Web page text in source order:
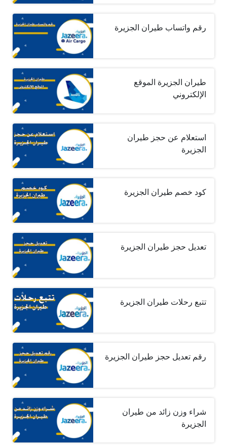
رقم واتساب طيران الجزيرة
طيران الجزيرة الموقع
الإلكتروني
استعلام عن حجز طيران
الجزيرة
كود خصم طيران الجزيرة
تعديل حجز طيران الجزيرة
تتبع رحلات طيران الجزيرة
رقم تعديل حجز طيران الجزيرة
شراء وزن زائد من طيران
الجزيرة